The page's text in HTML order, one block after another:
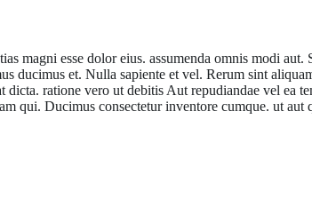
magni esse dolor eius. assumenda omnis modi
ducimus et. Nulla sapiente et vel. Rerum sint
ratione vero ut debitis Aut repudiandae vel ea
qui. Ducimus consectetur inventore cumque. ut